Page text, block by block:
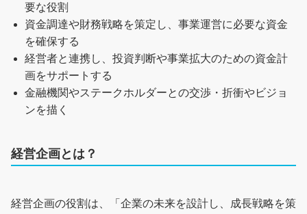
要な役割
資金調達や財務戦略を策定し、事業運営に必要な資金
を確保する
経営者と連携し、投資判断や事業拡大のための資金計
画をサポートする
金融機関やステークホルダーとの交渉・折衝やビジョ
ンを描く
経営企画とは？
経営企画の役割は、「企業の未来を設計し、成長戦略を策